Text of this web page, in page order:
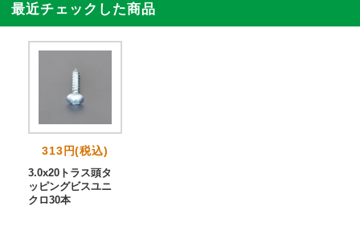
最近チェックした商品
313円(税込)
3.0x20トラス頭タ
ッピングビスユニ
クロ30本